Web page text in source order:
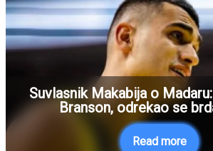
Suvlasnik Makabija o
Branson, odrekao se
Read more